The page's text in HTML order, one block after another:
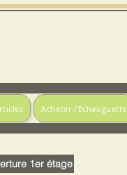
Acheter l'Echauguette
1er étage